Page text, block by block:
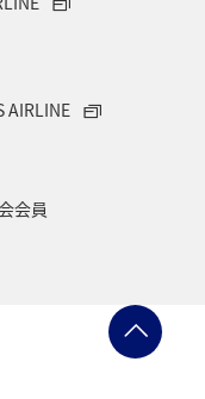
マリンスポーツ
石川県
AIRLINE
会員